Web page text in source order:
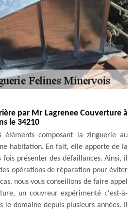
par Mr Lagrenee Couverture à
le 34210
éléments composant la zinguerie au
habitation. En fait, elle apporte de la
présenter des défaillances. Ainsi, il
opérations de réparation pour éviter
nous vous conseillons de faire appel
un couvreur expérimenté c'est-à-
domaine depuis plusieurs années. Il